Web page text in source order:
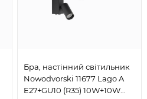
Бра, настінний світильник
Nowodvorski 11677 Lago A
E27+GU10 (R35) 10W+10W